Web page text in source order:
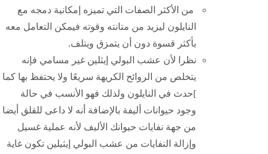
من الأكثر الصفات التي تميزه إمكانية دمجه مع
النايلون ليزيد من متانته وقوته فيمكن التعامل معه
بأكثر قسوة دون أن يتمزق ويتلف.
نظرا لأن عشب البولي إيثلين غير مسامي فإنه
يتخلص من الروائح الكريهة سريعًا ولا يحتفظ بها كما
]حدث في النايلون ولذلك فهو الأنسب في حالة
وجود حيوانات أليفة بالإضافة أنه لا داعى للقلق أيضا
من جهة نفايات حيوانك الأليف لأنه عملية غسيل
وإزالة النفايات من عشب البولي إيثيلين تكون غاية